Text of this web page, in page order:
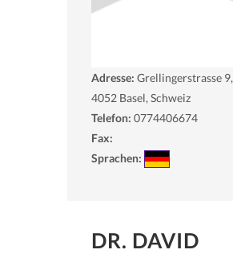
Adresse: Grellingerstrasse 9,
4052 Basel, Schweiz
Telefon: 0774406674
Fax:
Sprachen:
DR. DAVID